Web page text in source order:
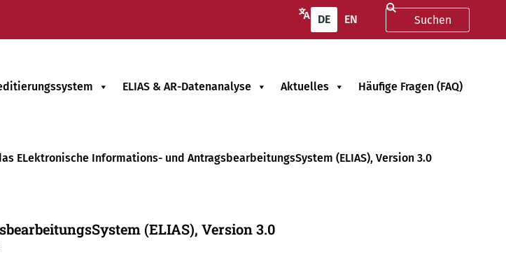
DE EN
ELIAS & AR-Datenanalyse Aktuelles Häufige Fragen (FAQ)
ELektronische Informations- und AntragsbearbeitungsSystem (ELIAS), Version 3.0
(ELIAS), Version 3.0